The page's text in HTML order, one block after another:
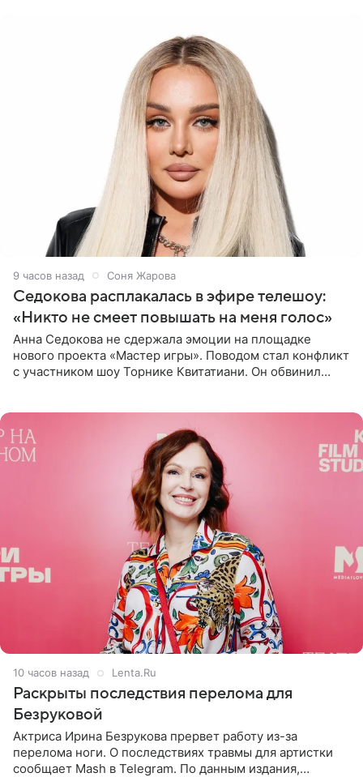
9 часов назад Соня Жарова
Седокова расплакалась в эфире телешоу:
«Никто не смеет повышать на меня голос»
Анна Седокова не сдержала эмоции на площадке
нового проекта «Мастер игры». Поводом стал конфликт
с участником шоу Торнике Квитатиани. Он обвинил
10 часов назад Lenta.Ru
Раскрыты последствия перелома для
Безруковой
Актриса Ирина Безрукова прервет работу из-за
перелома ноги. О последствиях травмы для артистки
сообщает Mash в Telegram. По данным издания,